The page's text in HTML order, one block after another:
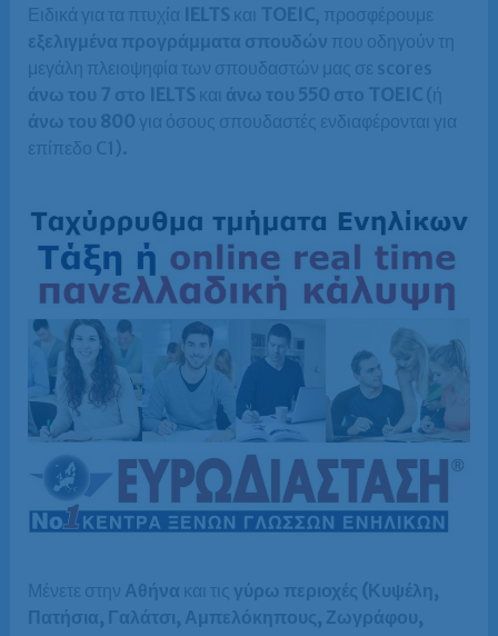
Ειδικά για τα πτυχία IELTS και TOEIC, προσφέρουμε
εξελιγμένα προγράμματα σπουδών που οδηγούν τη
μεγάλη πλειοψηφία των σπουδαστών μας σε scores
άνω του 7 στο IELTS και άνω του 550 στο TOEIC(ή
άνω του 800 για όσους σπουδαστές ενδιαφέρονται για
επίπεδο C1).
Μένετε στην Αθήνα και τις γύρω περιοχές (Κυψέλη,
Πατήσια, Γαλάτσι, Αμπελόκηπους, Ζωγράφου,